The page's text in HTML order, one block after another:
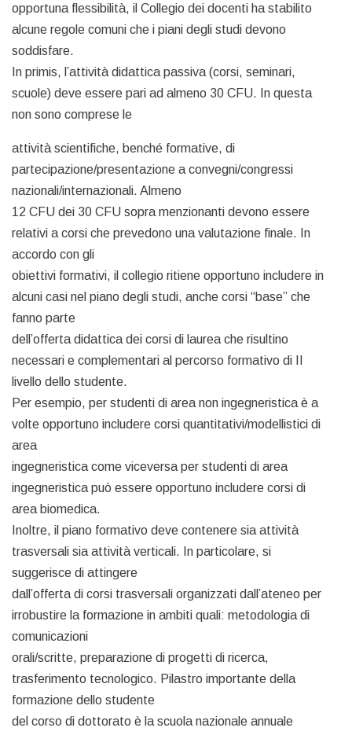
opportuna flessibilità, il Collegio dei docenti ha stabilito
alcune regole comuni che i piani degli studi devono
soddisfare.
In primis, l’attività didattica passiva (corsi, seminari,
scuole) deve essere pari ad almeno 30 CFU. In questa
non sono comprese le
attività scientifiche, benché formative, di
partecipazione/presentazione a convegni/congressi
nazionali/internazionali. Almeno
12 CFU dei 30 CFU sopra menzionanti devono essere
relativi a corsi che prevedono una valutazione finale. In
accordo con gli
obiettivi formativi, il collegio ritiene opportuno includere in
alcuni casi nel piano degli studi, anche corsi “base” che
fanno parte
dell’offerta didattica dei corsi di laurea che risultino
necessari e complementari al percorso formativo di II
livello dello studente.
Per esempio, per studenti di area non ingegneristica è a
volte opportuno includere corsi quantitativi/modellistici di
area
ingegneristica come viceversa per studenti di area
ingegneristica può essere opportuno includere corsi di
area biomedica.
Inoltre, il piano formativo deve contenere sia attività
trasversali sia attività verticali. In particolare, si
suggerisce di attingere
dall’offerta di corsi trasversali organizzati dall’ateneo per
irrobustire la formazione in ambiti quali: metodologia di
comunicazioni
orali/scritte, preparazione di progetti di ricerca,
trasferimento tecnologico. Pilastro importante della
formazione dello studente
del corso di dottorato è la scuola nazionale annuale